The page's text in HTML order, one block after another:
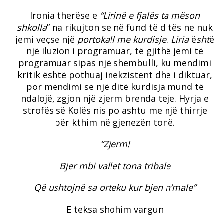
Ironia therëse e “Lirinë e fjalës ta mëson
shkolla” na rikujton se në fund të ditës ne nuk
jemi veçse një portokall me kurdisje. Liria është
një iluzion i programuar, të gjithë jemi të
programuar sipas një shembulli, ku mendimi
kritik është pothuaj inekzistent dhe i diktuar,
por mendimi se një ditë kurdisja mund të
ndalojë, zgjon një zjerm brenda teje. Hyrja e
strofës së Kolës nis po ashtu me një thirrje
për kthim në gjenezën tonë.
“Zjerm!
Bjer mbi vallet tona tribale
Që ushtojnë sa orteku kur bjen n’male”
E teksa shohim vargun